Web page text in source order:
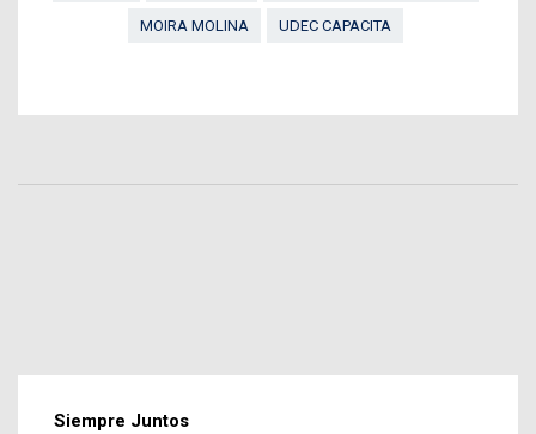
MOIRA MOLINA UDEC CAPACITA
Siempre Juntos